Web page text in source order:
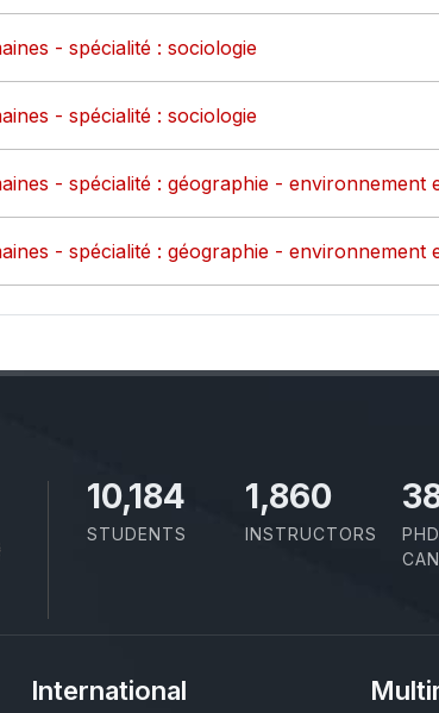
- spécialité : sociologie
- spécialité : sociologie
- spécialité : géographie - environnement
- spécialité : géographie - environnement
11,727
STUDENTS
2,142
INSTRUCTORS
PHD
International